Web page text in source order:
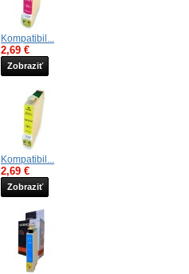
Kompatibil...
2,69 €
Zobraziť
Kompatibil...
2,69 €
Zobraziť